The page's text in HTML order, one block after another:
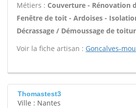
Métiers : Couverture - Rénovation
Fenêtre de toit - Ardoises -
Décrassage / Démoussage de
Voir la fiche artisan : Goncalves-
Thomastest3
Ville : Nantes